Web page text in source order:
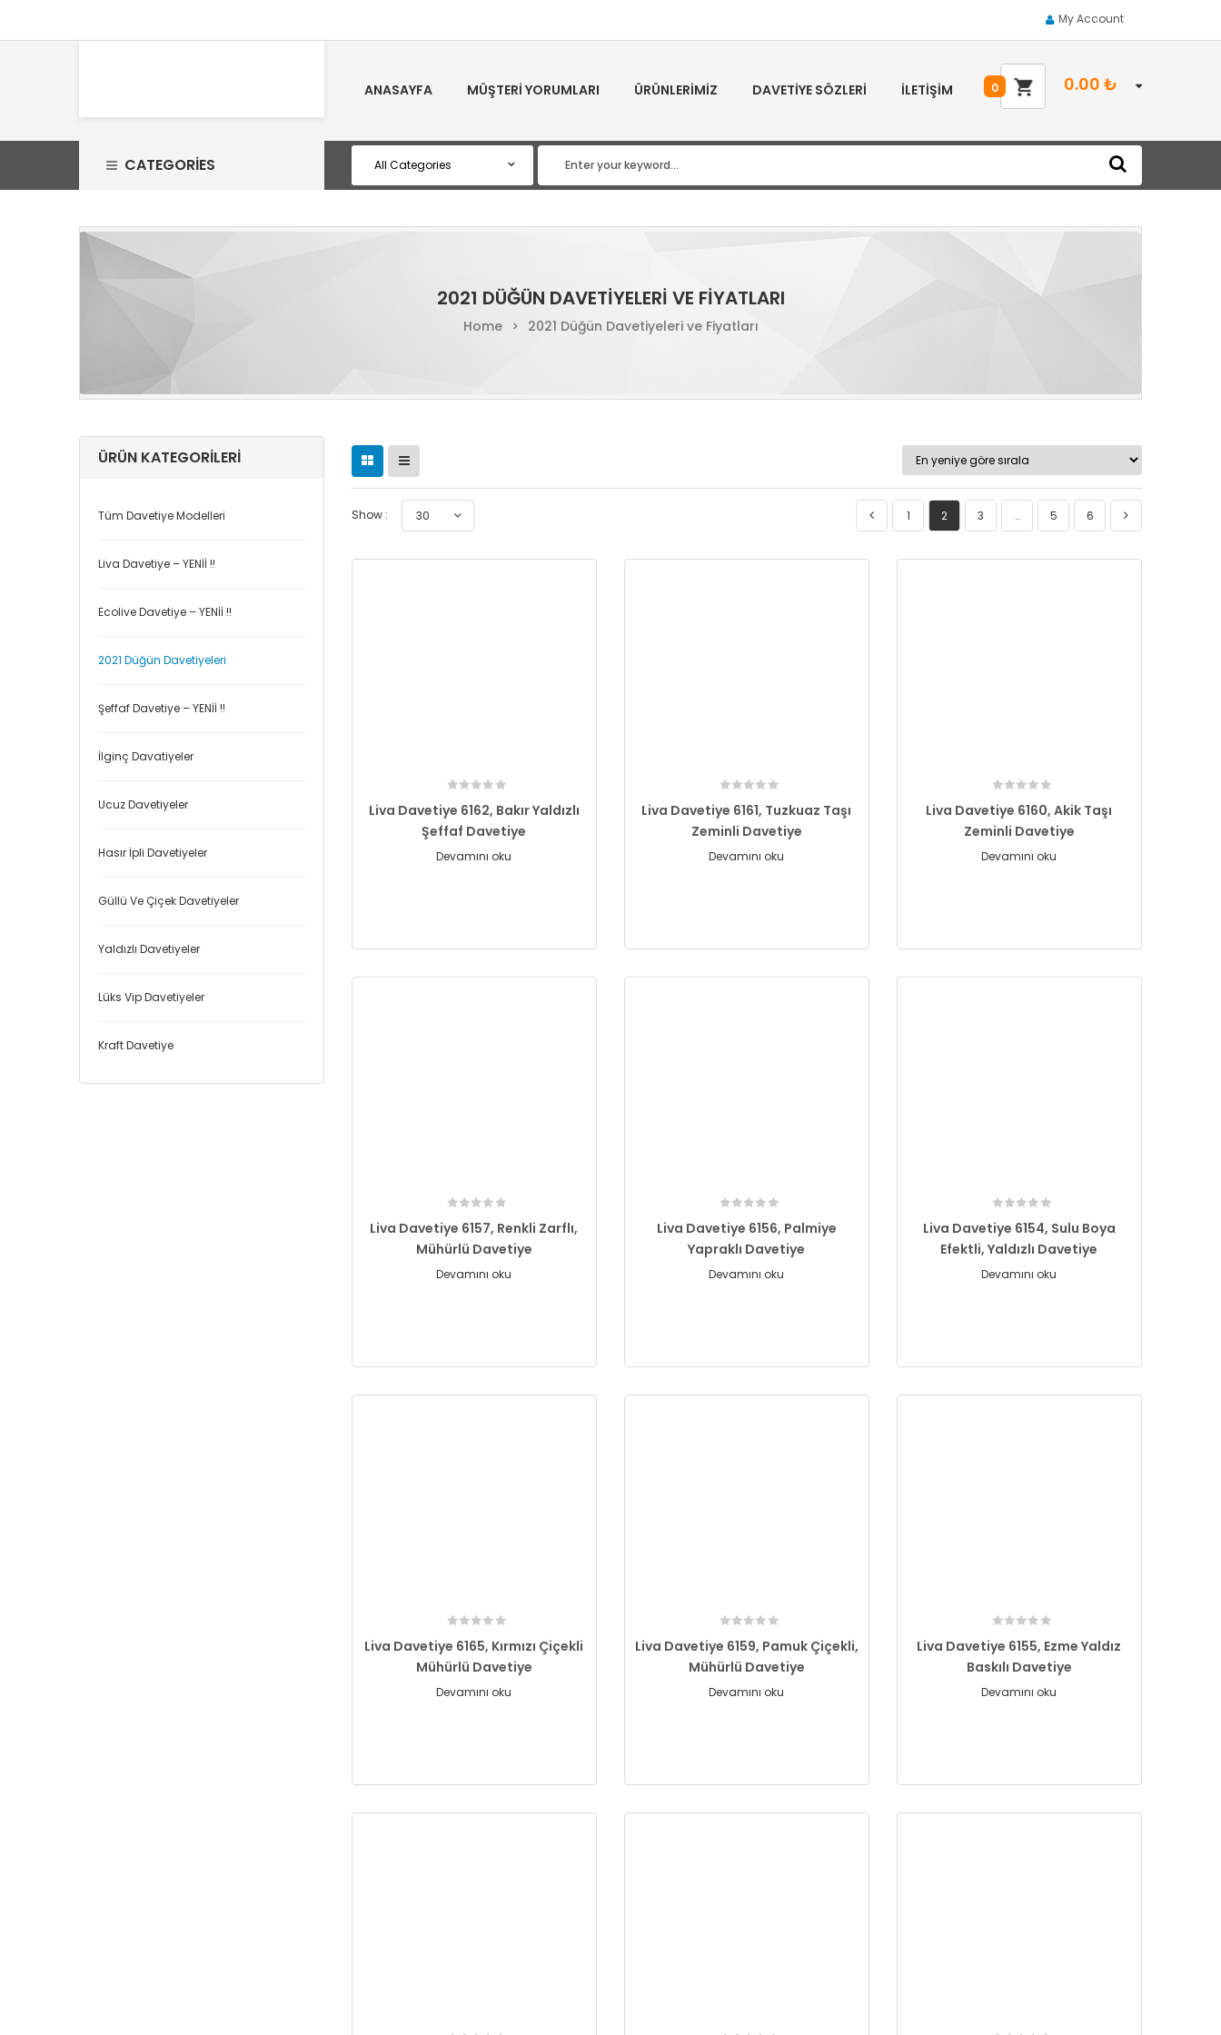
My Account
ANASAYFA MÜŞTERI YORUMLARI ÜRÜNLERIMIZ DAVETIYE SÖZLERI İLETIŞIM 0.00 ₺
0
CATEGORIES
2021 DÜĞÜN DAVETIYELERI VE FIYATLARI
Home > 2021 Düğün Davetiyeleri ve Fiyatları
ÜRÜN KATEGORILERI
Tüm Davetiye Modelleri
Liva Davetiye – YENİİ !!
Ecolive Davetiye – YENİİ !!
2021 Düğün Davetiyeleri
Şeffaf Davetiye – YENİİ !!
İlginç Davatiyeler
Ucuz Davetiyeler
Hasır İpli Davetiyeler
Güllü Ve Çiçek Davetiyeler
Yaldızlı Davetiyeler
Lüks Vip Davetiyeler
Kraft Davetiye
Show : 30 1 2 3 … 5 6
Liva Davetiye 6162, Bakır Yaldızlı
Şeffaf Davetiye
Devamını oku
Liva Davetiye 6161, Tuzkuaz Taşı
Zeminli Davetiye
Devamını oku
Liva Davetiye 6160, Akik Taşı
Zeminli Davetiye
Devamını oku
Liva Davetiye 6157, Renkli Zarflı,
Mühürlü Davetiye
Devamını oku
Liva Davetiye 6156, Palmiye
Yapraklı Davetiye
Devamını oku
Liva Davetiye 6154, Sulu Boya
Efektli, Yaldızlı Davetiye
Devamını oku
Liva Davetiye 6165, Kırmızı Çiçekli
Mühürlü Davetiye
Devamını oku
Liva Davetiye 6159, Pamuk Çiçekli,
Mühürlü Davetiye
Devamını oku
Liva Davetiye 6155, Ezme Yaldız
Baskılı Davetiye
Devamını oku